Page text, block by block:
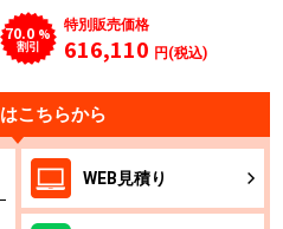
70.0 %
割引
特別販売価格
616,110 円(税込)
こちらから
WEB 見積り